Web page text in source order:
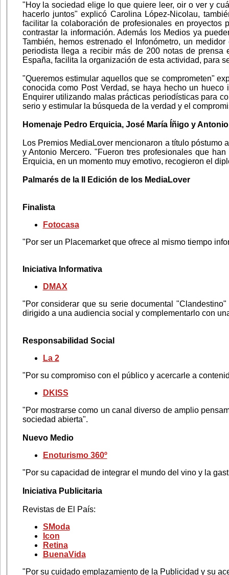
"Hoy la sociedad elige lo que quiere leer, oir o ver y
hacerlo juntos" explicó Carolina López-Nicolau,
facilitar la colaboración de profesionales en
contrastar la información. Además los Medios ya
También, hemos estrenado el Infonómetro, un
periodista llega a recibir más de 200 notas de
España, facilita la organización de esta actividad, para
"Queremos estimular aquellos que se comprometen"
conocida como Post Verdad, se haya hecho un
Enquirer utilizando malas prácticas periodísticas para
serio y estimular la búsqueda de la verdad y el
Homenaje Pedro Erquicia, José María Íñigo y
Los Premios MediaLover mencionaron a título
y Antonio Mercero. "Fueron tres profesionales que
Erquicia, en un momento muy emotivo, recogieron el
Palmarés de la II Edición de los MediaLover
Finalista
Fotocasa
"Por ser un Placemarket que ofrece al mismo tiempo
Iniciativa Informativa
DMAX
"Por considerar que su serie documental
dirigido a una audiencia social y complementarlo con
Responsabilidad Social
La 2
"Por su compromiso con el público y acercarle a
DKISS
"Por mostrarse como un canal diverso de amplio
sociedad abierta".
Nuevo Medio
Enoturismo 360º
"Por su capacidad de integrar el mundo del vino y la
Iniciativa Publicitaria
Revistas de El País:
SModa
Icon
Retina
BuenaVida
"Por su cuidado emplazamiento de la Publicidad y su